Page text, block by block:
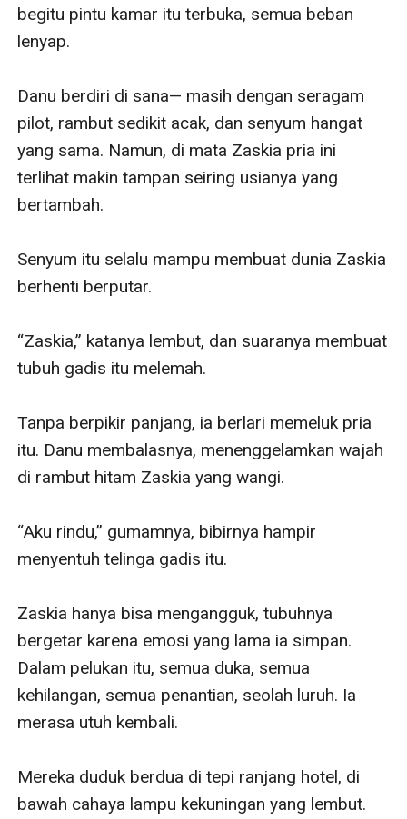
begitu pintu kamar itu terbuka, semua beban
lenyap.
Danu berdiri di sana— masih dengan seragam
pilot, rambut sedikit acak, dan senyum hangat
yang sama. Namun, di mata Zaskia pria ini
terlihat makin tampan seiring usianya yang
bertambah.
Senyum itu selalu mampu membuat dunia Zaskia
berhenti berputar.
“Zaskia,” katanya lembut, dan suaranya membuat
tubuh gadis itu melemah.
Tanpa berpikir panjang, ia berlari memeluk pria
itu. Danu membalasnya, menenggelamkan wajah
di rambut hitam Zaskia yang wangi.
“Aku rindu,” gumamnya, bibirnya hampir
menyentuh telinga gadis itu.
Zaskia hanya bisa mengangguk, tubuhnya
bergetar karena emosi yang lama ia simpan.
Dalam pelukan itu, semua duka, semua
kehilangan, semua penantian, seolah luruh. Ia
merasa utuh kembali.
Mereka duduk berdua di tepi ranjang hotel, di
bawah cahaya lampu kekuningan yang lembut.